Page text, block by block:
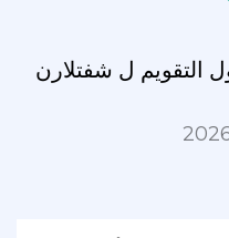
التقويم ل شفتلارن